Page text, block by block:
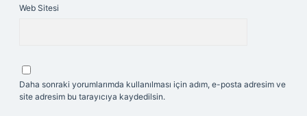
Web Sitesi
Daha sonraki yorumlarımda kullanılması için adım, e-posta adresim ve
site adresim bu tarayıcıya kaydedilsin.